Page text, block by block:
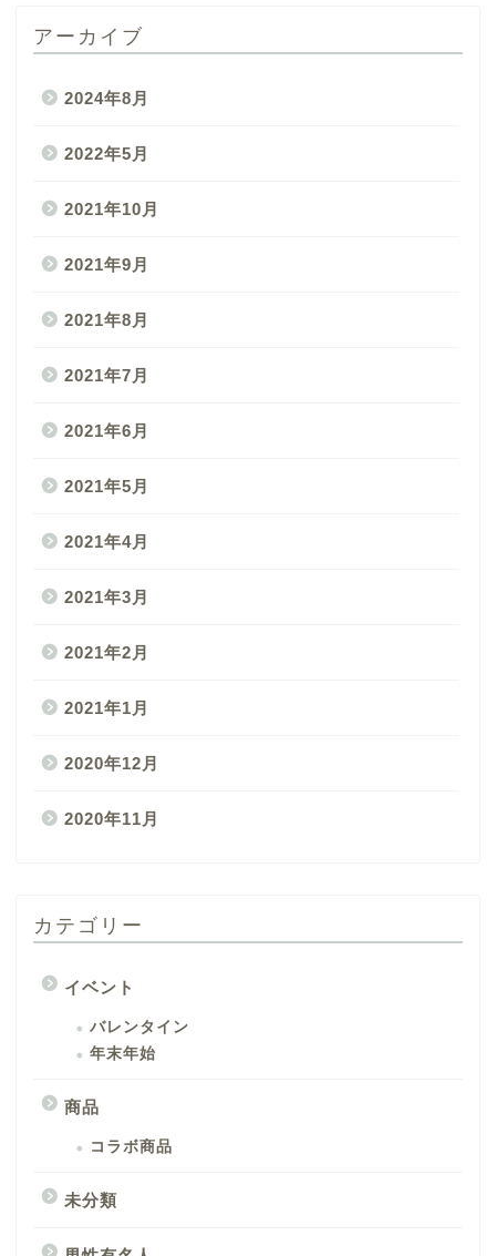
アーカイブ
2024年8月
2022年5月
2021年10月
2021年9月
2021年8月
2021年7月
2021年6月
2021年5月
2021年4月
2021年3月
2021年2月
2021年1月
2020年12月
2020年11月
カテゴリー
イベント
バレンタイン
年末年始
商品
コラボ商品
未分類